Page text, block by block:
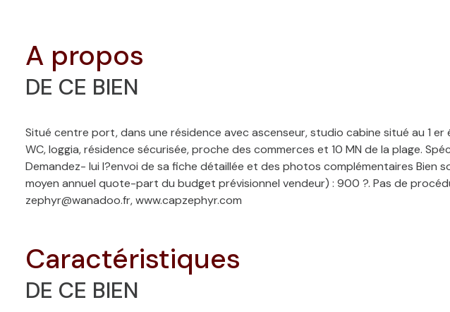
a propos
DE CE BIEN
Situé centre port, dans une résidence avec ascenseur, studio cabine situé au 1 er
WC, loggia, résidence sécurisée, proche des commerces et 10 MN de la plage.
Demandez- lui l?envoi de sa fiche détaillée et des photos complémentaires
moyen annuel quote-part du budget prévisionnel vendeur) : 900 ?. Pas de
zephyr@wanadoo.fr, www.capzephyr.com
caractéristiques
DE CE BIEN